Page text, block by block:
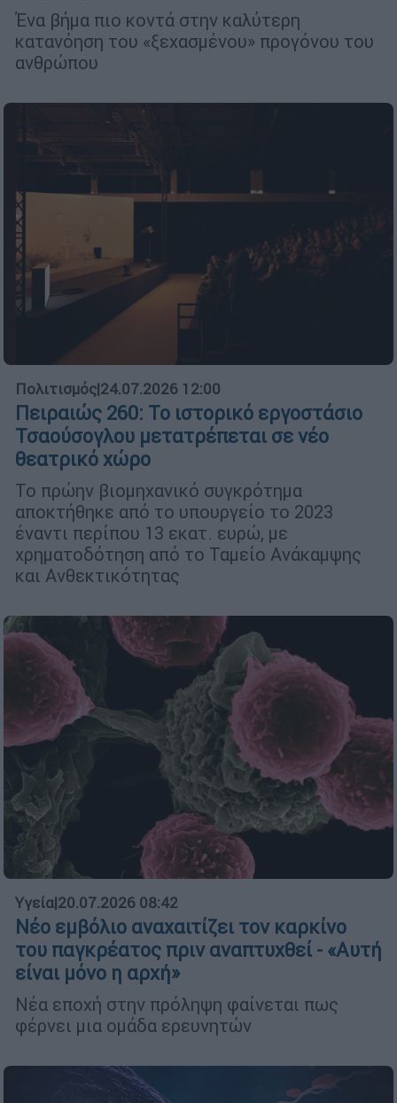
Ένα βήμα πιο κοντά στην καλύτερη
κατανόηση του «ξεχασμένου» προγόνου του
ανθρώπου
Πολιτισμός|24.07.2026 12:00
Πειραιώς 260: Το ιστορικό εργοστάσιο
Τσαούσογλου μετατρέπεται σε νέο
θεατρικό χώρο
Το πρώην βιομηχανικό συγκρότημα
αποκτήθηκε από το υπουργείο το 2023
έναντι περίπου 13 εκατ. ευρώ, με
χρηματοδότηση από το Ταμείο Ανάκαμψης
και Ανθεκτικότητας
Υγεία|20.07.2026 08:42
Νέο εμβόλιο αναχαιτίζει τον καρκίνο
του παγκρέατος πριν αναπτυχθεί - «Αυτή
είναι μόνο η αρχή»
Νέα εποχή στην πρόληψη φαίνεται πως
φέρνει μια ομάδα ερευνητών